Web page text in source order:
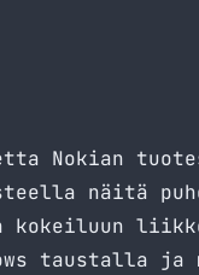
Nokian
näitä
kokeiluun